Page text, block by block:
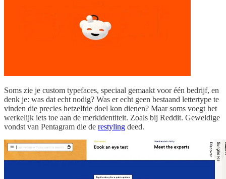
Soms zie je custom typefaces, speciaal gemaakt voor één bedrijf, en
denk je: was dat echt nodig? Was er echt geen bestaand lettertype te
vinden die precies hetzelfde doel kon dienen? Maar soms voegt het
werkelijk iets toe aan de merkidentiteit. Zoals bij Reddit. Geweldige
vondst van Pentagram die de restyling deed.